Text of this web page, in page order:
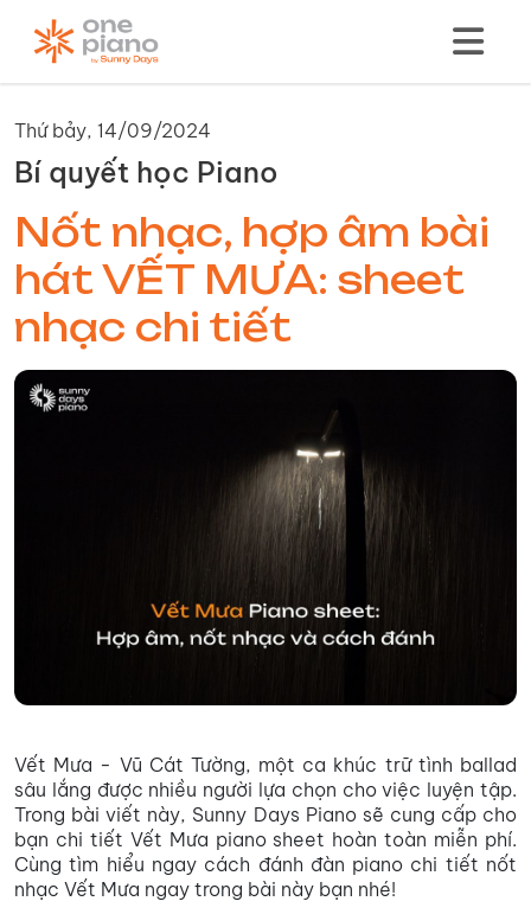
Thứ bảy, 14/09/2024
Bí quyết học Piano
Nốt nhạc, hợp âm bài
hát VẾT MƯA: sheet
nhạc chi tiết
Vết Mưa - Vũ Cát Tường, một ca khúc trữ tình ballad
sâu lắng được nhiều người lựa chọn cho việc luyện tập.
Trong bài viết này, Sunny Days Piano sẽ cung cấp cho
bạn chi tiết Vết Mưa piano sheet hoàn toàn miễn phí.
Cùng tìm hiểu ngay cách đánh đàn piano chi tiết nốt
nhạc Vết Mưa ngay trong bài này bạn nhé!